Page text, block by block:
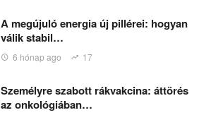
A megújuló energia új pillérei: hogyan
válik stabil…
6 hónap ago 17
Személyre szabott rákvakcina: áttörés
az onkológiában…